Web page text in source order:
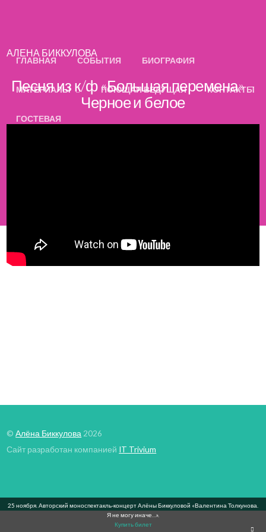
АЛЕНА БИККУЛОВА
ГЛАВНАЯ СОБЫТИЯ БИОГРАФИЯ
МАТЕРИАЛЫ ПОЮЩАЯ ВЕДУЩАЯ КОНТАКТЫ
ГОСТЕВАЯ
Песня из к/ф «Большая перемена» –
Черное и белое
©Алёна Биккулова 2026
Сайт разработан компанией IT Trivium
25 ноября. Авторский моноспектакль-концерт Алёны Биккуловой «Валентина Толкунова.
Я не могу иначе…».
Купить билет